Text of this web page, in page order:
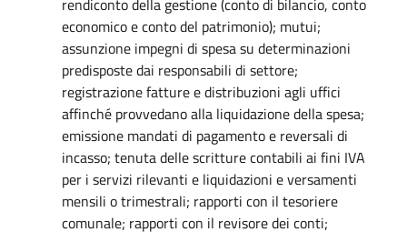
economico e conto del patrimonio); mutui;
assunzione impegni di spesa su determinazioni
predisposte dai responsabili di settore;
registrazione fatture e distribuzioni agli uffici
affinché provvedano alla liquidazione della spesa;
emissione mandati di pagamento e reversali di
incasso; tenuta delle scritture contabili ai fini IVA
per i servizi rilevanti e liquidazioni e versamenti
mensili o trimestrali; rapporti con il tesoriere
comunale; rapporti con il revisore dei conti;